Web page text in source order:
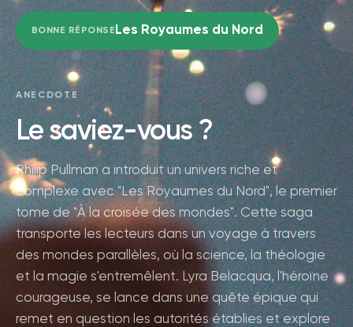
BONNE RÉPONSE Les Royaumes du Nord
ANECDOTE
Le saviez-vous ?
Philip Pullman a introduit un univers riche et
complexe avec "Les Royaumes du Nord", le premier
tome de "À la croisée des mondes". Cette saga
transporte les lecteurs dans un voyage à travers
des mondes parallèles, où la science, la théologie
et la magie s'entremêlent. Lyra Belacqua, l'héroïne
courageuse, se lance dans une quête épique qui
remet en question les autorités établies et explore